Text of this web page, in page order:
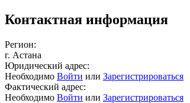
Контактная информация
Регион:
г. Астана
Юридический адрес:
Необходимо Войти или Зарегистрироваться
Фактический адрес:
Необходимо Войти или Зарегистрироваться